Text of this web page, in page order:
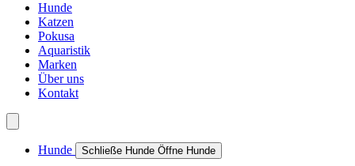
Hunde
Katzen
Pokusa
Aquaristik
Marken
Über uns
Kontakt
Hunde Schließe Hunde Öffne Hunde